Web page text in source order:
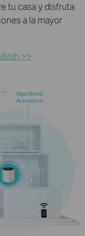
tu casa y disfruta
a la mayor
>>
Algoritmos
Avanzados